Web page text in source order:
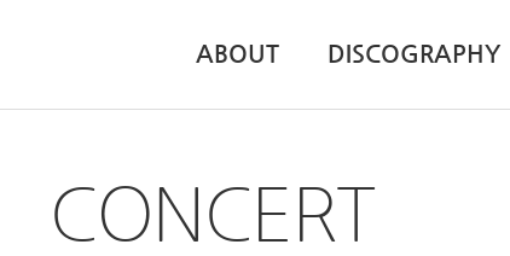
ABOUT DISCOGRAPHY
CONCERT